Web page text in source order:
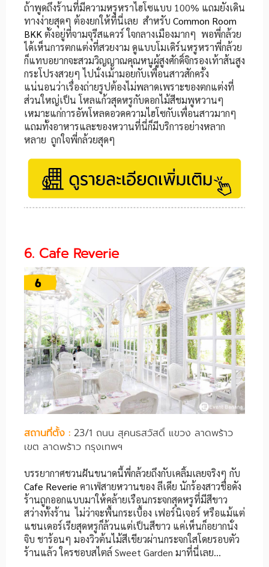
ถ้าพูดถึงร้านที่มีความหรูหราไฮโซแบบ 100% แถมยังเดิน
ทางง่ายสุดๆ ต้องยกให้ที่นี่เลย สำหรับ Common Room
BKK ตั้งอยู่ที่จามจุรีสแควร์ ใจกลางเมืองมากๆ พอพี่กล้วย
ได้เห็นการตกแต่งที่สวยงาม ดูแบบโมเดิร์นหรูหราพี่กล้วย
ก็แทบอยากจะสวมวิญญาณคุณหนูผู้สูงศักดิ์จิกรองเท้าส้นสูง
กระโปรงสวยๆ ไปนั่งเม้ามอยกับเพื่อนสาวสักครั้ง
แน่นอนว่าเรื่องถ่ายรูปต้องไม่พลาดเพราะของตกแต่งที่
ส่วนใหญ่เป็น โหลแก้วสุดหรูกับดอกไม้สีชมพูหวานๆ
เหมาะแก่การอัพโหลดอวดความไฮโซกับเพื่อนสาวมากๆ
แถมทั้งอาหารและของหวานที่นี่ก็มีบริการอย่างหลาก
หลาย ถูกใจพี่กล้วยสุดๆ
6. Cafe Reverie
สถานที่ตั้ง : 23/1 ถนน สุคนธสวัสดิ์ แขวง ลาดพร้าว
เขต ลาดพร้าว กรุงเทพฯ
บรรยากาศชวนฝันขนาดนี้พี่กล้วยถึงกับเคลิ้มเลยจริงๆ กับ
Cafe Reverie คาเฟ่สายหวานของ ลีเดีย นักร้องสาวชื่อดัง
ร้านถูกออกแบบมาให้คล้ายเรือนกระจกสุดหรูที่มีสีขาว
สว่างทั้งร้าน ไม่ว่าจะพื้นกระเบื้อง เฟอร์นิเจอร์ หรือแม้แต่
แชนเดอร์เรียสุดหรูก็ล้วนแต่เป็นสีขาว แค่เห็นก็อยากนั่ง
จิบ ชาร้อนๆ มองวิวต้นไม้สีเขียวผ่านกระจกใสโดยรอบตัว
ร้านแล้ว ใครชอบสไตล์ Sweet Garden มาที่นี่เลย…